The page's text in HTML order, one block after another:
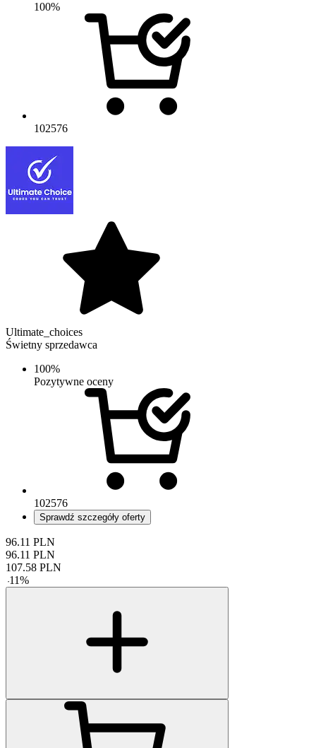
100%
102576
Ultimate_choices
Świetny sprzedawca
100%
Pozytywne oceny
102576
Sprawdź szczegóły oferty
96.11 PLN
96.11 PLN
107.58 PLN
-11%